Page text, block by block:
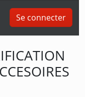
Se connecter